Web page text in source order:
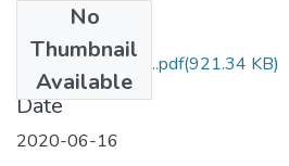
No
Thumbnail
Available
МР_ Івасишен_В..pdf(921.34 KB)
Date
2020-06-16